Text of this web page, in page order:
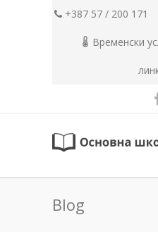
+387 57 / 200 171
Временски
Blog